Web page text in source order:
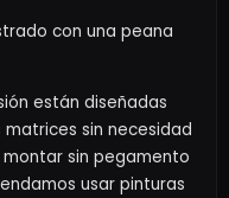
con una peana
están diseñadas
sin necesidad
sin pegamento
usar pinturas